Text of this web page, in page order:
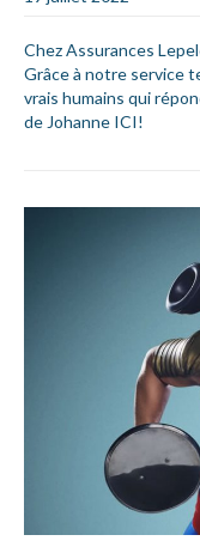
Chez Assurances
Grâce à notre service
vrais humains qui
de Johanne ICI!